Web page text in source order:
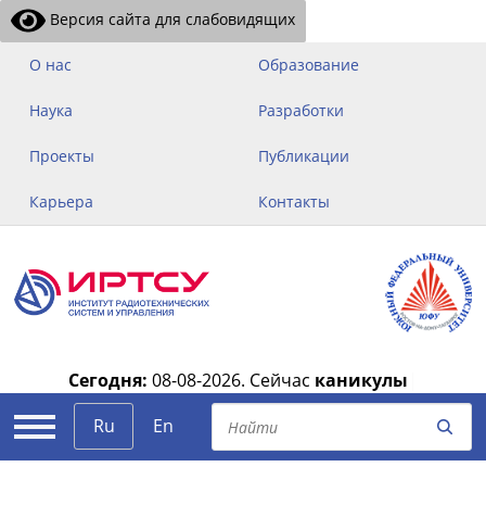
Версия сайта для слабовидящих
О нас Образование
Наука Разработки
Проекты Публикации
Карьера Контакты
Сегодня: 08-08-2026. Сейчас каникулы
Ru
En